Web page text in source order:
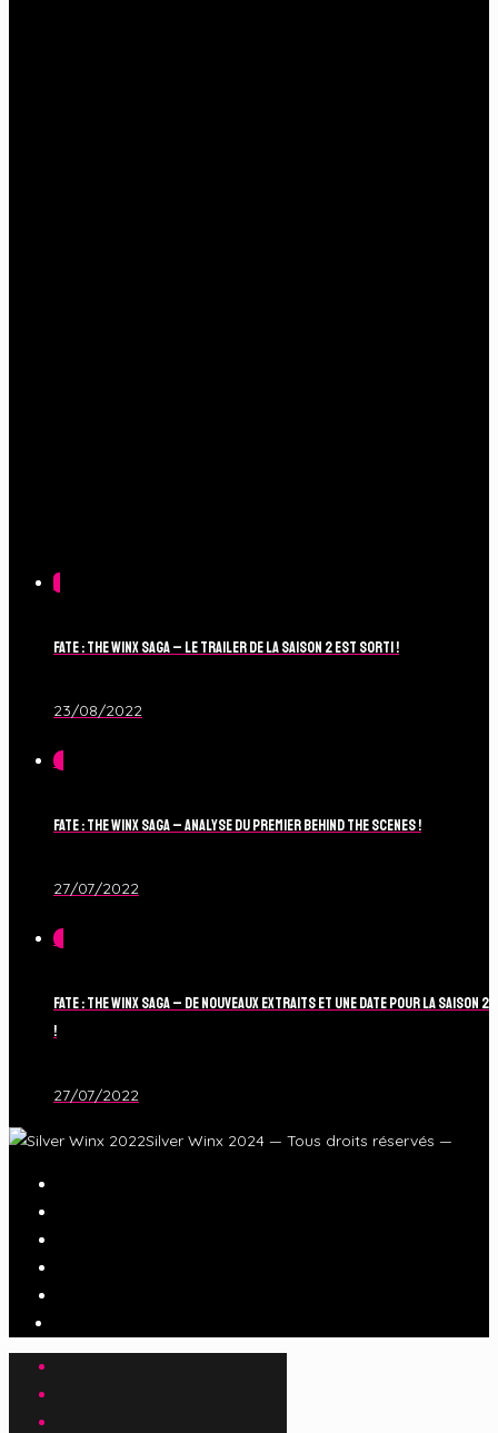
1
Fate : The Winx Saga – Le Trailer de la Saison 2 est sorti !
23/08/2022
0
Fate : The Winx Saga – Analyse du Premier Behind The Scenes !
27/07/2022
0
Fate : The Winx Saga – De nouveaux extraits et une date pour la Saison 2
!
27/07/2022
Silver Winx 2024 — Tous droits réservés —